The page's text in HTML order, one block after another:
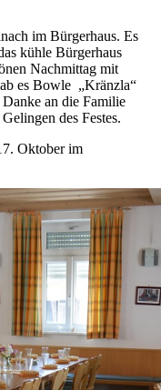
im Bürgerhaus. Es
kühle Bürgerhaus
Nachmittag mit
es Bowle „Kränzla“
an die Familie
des Festes.
Oktober im